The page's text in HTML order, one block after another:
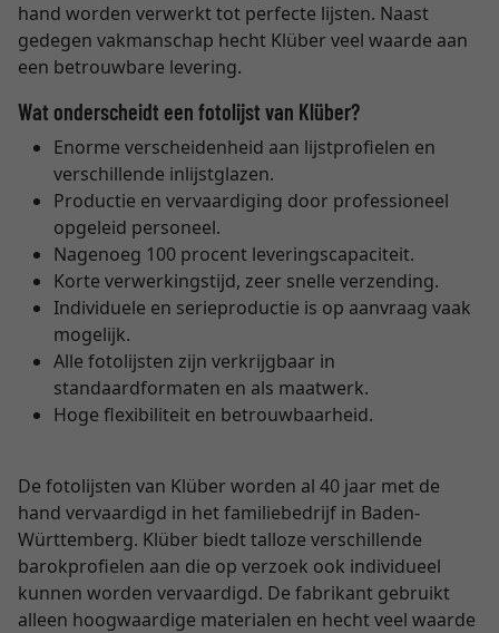
hand worden verwerkt tot perfecte lijsten. Naast
gedegen vakmanschap hecht Klüber veel waarde aan
een betrouwbare levering.
Wat onderscheidt een fotolijst van Klüber?
Enorme verscheidenheid aan lijstprofielen en
verschillende inlijstglazen.
Productie en vervaardiging door professioneel
opgeleid personeel.
Nagenoeg 100 procent leveringscapaciteit.
Korte verwerkingstijd, zeer snelle verzending.
Individuele en serieproductie is op aanvraag vaak
mogelijk.
Alle fotolijsten zijn verkrijgbaar in
standaardformaten en als maatwerk.
Hoge flexibiliteit en betrouwbaarheid.
De fotolijsten van Klüber worden al 40 jaar met de
hand vervaardigd in het familiebedrijf in Baden-
Württemberg. Klüber biedt talloze verschillende
barokprofielen aan die op verzoek ook individueel
kunnen worden vervaardigd. De fabrikant gebruikt
alleen hoogwaardige materialen en hecht veel waarde